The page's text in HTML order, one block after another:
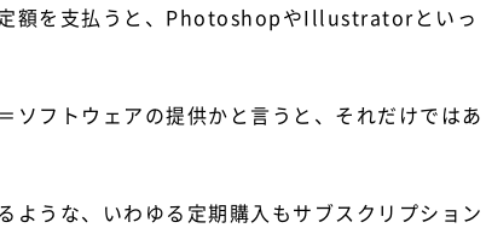
額を支払うと、PhotoshopやIllustratorといっ
ソフトウェアの提供かと言うと、それだけではあ
ような、いわゆる定期購入もサブスクリプション